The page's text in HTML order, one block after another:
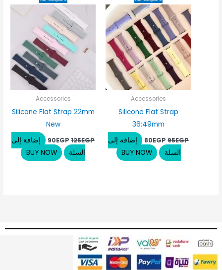
Accessories
Silicone Flat Strap
36:49mm
95EGP
الأصلي
هو:
95EGP.
80EGP
الحالي
هو:
80EGP.
إضافة إلى
السلة
BUY NOW
Accessories
Silicone Flat Strap 22mm
New
125EGP
الأصلي
هو:
125EGP.
90EGP
الحالي
90EGP.
إضافة إلى
السلة
BUY NOW